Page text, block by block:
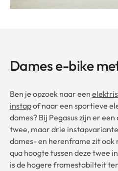
Dames e-bike
Ben je opzoek naar een
instapof naar een sportieve
dames? Bij Pegasus zijn er
twee, maar drie
dames- en herenframe zit
qua hoogte tussen deze twee
is de hogere framestabilteit